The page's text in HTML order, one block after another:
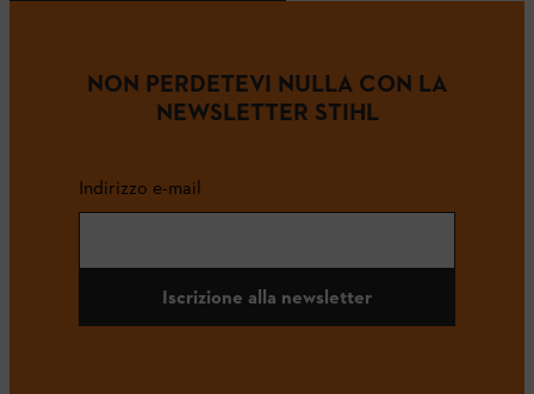
NON PERDETEVI NULLA CON LA
NEWSLETTER STIHL
Indirizzo e-mail
Iscrizione alla newsletter